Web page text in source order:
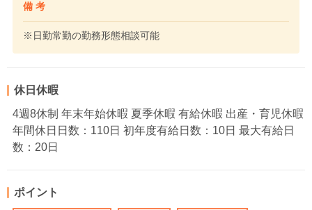
備 考
※日勤常勤の勤務形態相談可能
休日休暇
4週8休制 年末年始休暇 夏季休暇 有給休暇 出産・育児休暇
年間休日日数：110日 初年度有給日数：10日 最大有給日
数：20日
ポイント